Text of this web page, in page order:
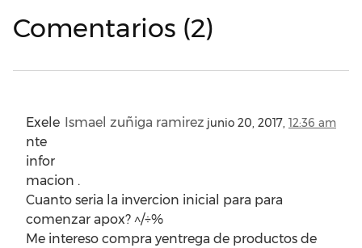
Comentarios (2)
Ismael zuñiga ramirez junio 20, 2017, 12:36 am
Exele
nte
infor
macion .
Cuanto seria la invercion inicial para para
comenzar apox? ^/÷%
Me intereso compra yentrega de productos de